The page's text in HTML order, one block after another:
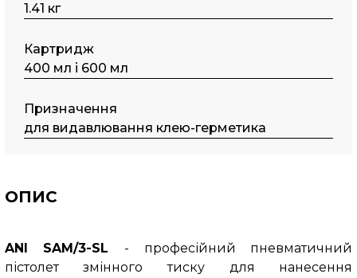
1.41 кг
Картридж
400 мл і 600 мл
Призначення
для видавлювання клею-герметика
ОПИС
ANI SAM/3-SL - професійний пневматичний
пістолет змінного тиску для нанесення